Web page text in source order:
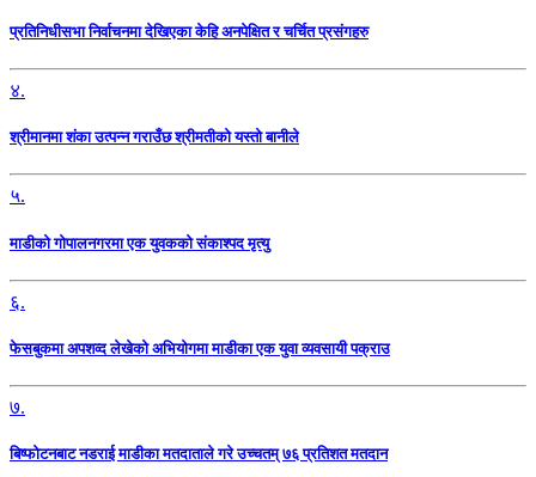
प्रतिनिधीसभा निर्वाचनमा देखिएका केहि अनपेक्षित र चर्चित प्रसंगहरु
४.
श्रीमानमा शंका उत्पन्न गराउँछ श्रीमतीको यस्तो बानीले
५.
माडीको गोपालनगरमा एक युवकको संकाश्पद मृत्यु
६.
फेसबुकमा अपशव्द लेखेको अभियोगमा माडीका एक युवा व्यवसायी पक्राउ
७.
बिष्फोटनबाट नडराई माडीका मतदाताले गरे उच्चतम् ७६ प्रतिशत मतदान